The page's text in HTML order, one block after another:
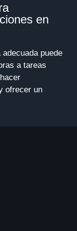
en
puede
a tareas
ofrecer un